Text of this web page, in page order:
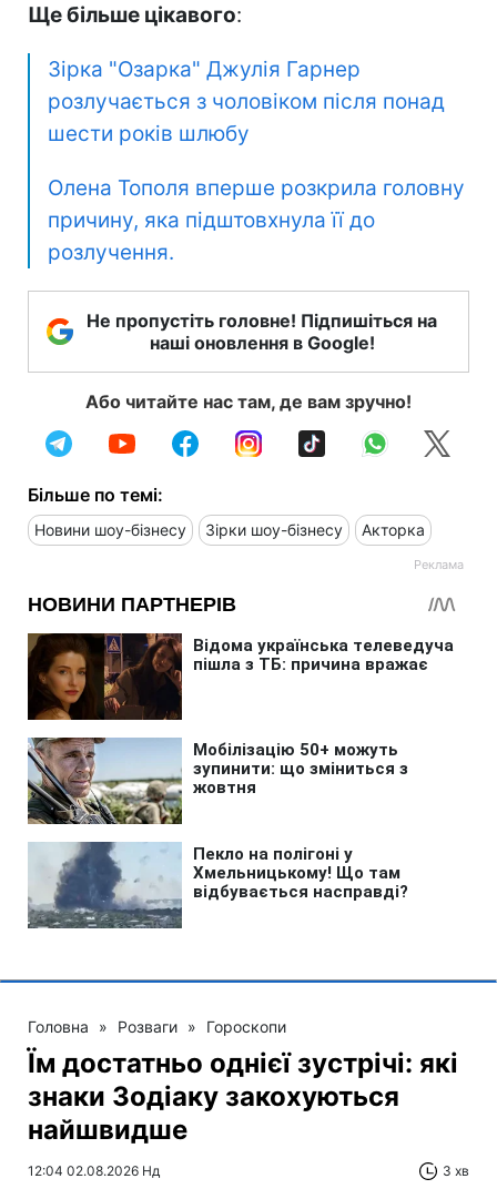
Ще більше цікавого:
Зірка "Озарка" Джулія Гарнер
розлучається з чоловіком після понад
шести років шлюбу
Олена Тополя вперше розкрила головну
причину, яка підштовхнула її до
розлучення.
Не пропустіть головне! Підпишіться на
наші оновлення в Google!
Або читайте нас там, де вам зручно!
Більше по темі:
Новини шоу-бізнесу Зірки шоу-бізнесу Акторка
Головна » Розваги » Гороскопи
Їм достатньо однієї зустрічі: які
знаки Зодіаку закохуються
найшвидше
12:04 02.08.2026 Нд 3 хв